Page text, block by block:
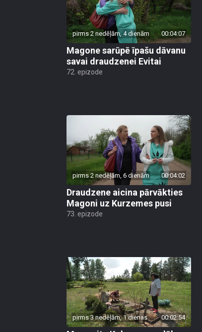
pirms 2 nedēļām, 4 dienām 00:04:07
Magone sarūpē īpašu dāvanu
savai draudzenei Evitai
72. epizode
pirms 2 nedēļām, 6 dienām 00:04:02
Draudzene aicina pārvākties
Magoni uz Kurzemes pusi
73. epizode
pirms 3 nedēļām, 1 dienas 00:02:54